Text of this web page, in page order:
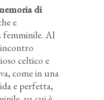
di
e
Al
celtico e
come in una
e perfetta,